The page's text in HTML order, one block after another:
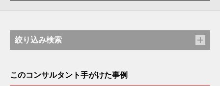
絞り込み検索
このコンサルタント手がけた事例